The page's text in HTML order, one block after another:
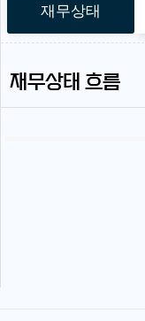
재무상태
재무상태 흐름